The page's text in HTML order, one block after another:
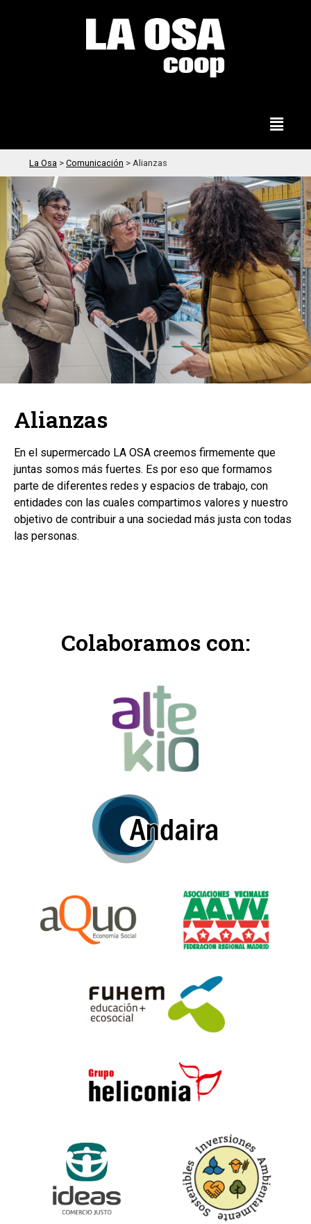
La Osa > Comunicación > Alianzas
Alianzas
En el supermercado LA OSA creemos firmemente que
juntas somos más fuertes. Es por eso que formamos
parte de diferentes redes y espacios de trabajo, con
entidades con las cuales compartimos valores y nuestro
objetivo de contribuir a una sociedad más justa con todas
las personas.
Colaboramos con: